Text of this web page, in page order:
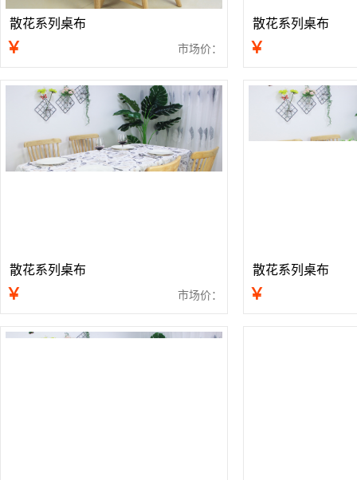
散花系列桌布
￥ 市场价：
散花系列桌布
￥
散花系列桌布
￥ 市场价：
散花系列桌布
￥